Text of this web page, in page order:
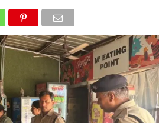
सिंह नगरचंपावतचमोलीटिहरी गढ़वाल
गढ़वालबागेश्वररुद्रप्रयागहरिद्वारदेश दुनिया